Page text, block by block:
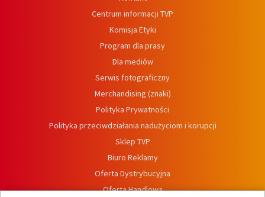
Centrum informacji TVP
Komisja Etyki
Program dla prasy
Dla mediów
Serwis fotograficzny
Merchandising (znaki)
Polityka Prywatności
Polityka przeciwdziałania nadużyciom i korupcji
Sklep TVP
Biuro Reklamy
Oferta Dystrybucyjna
Oferta Handlowa